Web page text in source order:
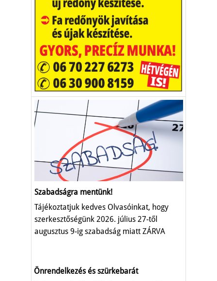
Szabadságra mentünk!
Tájékoztatjuk kedves Olvasóinkat, hogy
szerkesztőségünk 2026. július 27-től
augusztus 9-ig szabadság miatt ZÁRVA
Önrendelkezés és szürkebarát